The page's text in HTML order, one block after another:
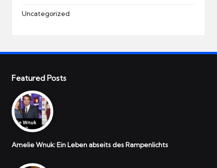
Uncategorized
Featured Posts
Amelie Wnuk: Ein Leben abseits des Rampenlichts